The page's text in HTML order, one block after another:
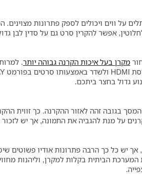
על ווים ויכולים לספק פתרונות
אפשר להקרין סרט גם על סדין לבן
מקרן בעל איכות הקרנה גבוהה יותר.
גדול בחצר ביתכם.
בגובה זהה לאזור ההקרנה. כך
על מנת להגביה את התמונה, אך יש
יש כל כך הרבה פתרונות אודיו פשוטים
הביתית בקלות למקרן, וליהנות